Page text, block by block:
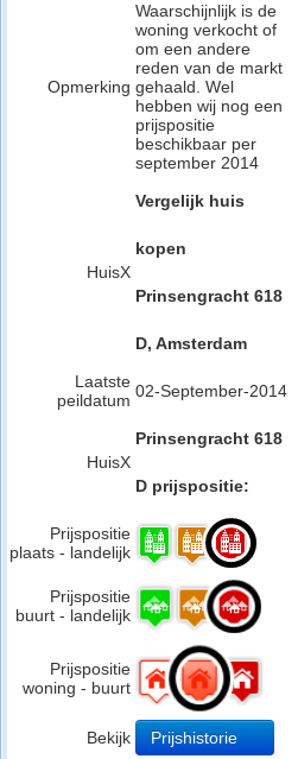
Opmerking
Waarschijnlijk is de
woning verkocht of
om een andere
reden van de markt
gehaald. Wel
hebben wij nog een
prijspositie
beschikbaar per
september 2014
HuisX
Vergelijk huis
kopen
Prinsengracht 618
D, Amsterdam
Laatste
peildatum 02-September-2014
HuisX
Prinsengracht 618
D prijspositie:
Prijspositie
plaats - landelijk
Prijspositie
buurt - landelijk
Prijspositie
woning - buurt
Bekijk Prijshistorie